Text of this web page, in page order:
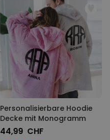
Personalisierbare Hoodie
Decke mit Monogramm
44,99 CHF